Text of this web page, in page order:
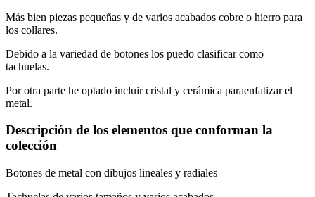
Más bien piezas pequeñas y de varios acabados cobre o hierro para
los collares.
Debido a la variedad de botones los puedo clasificar como
tachuelas.
Por otra parte he optado incluir cristal y cerámica paraenfatizar el
metal.
Descripción de los elementos que conforman la
colección
Botones de metal con dibujos lineales y radiales